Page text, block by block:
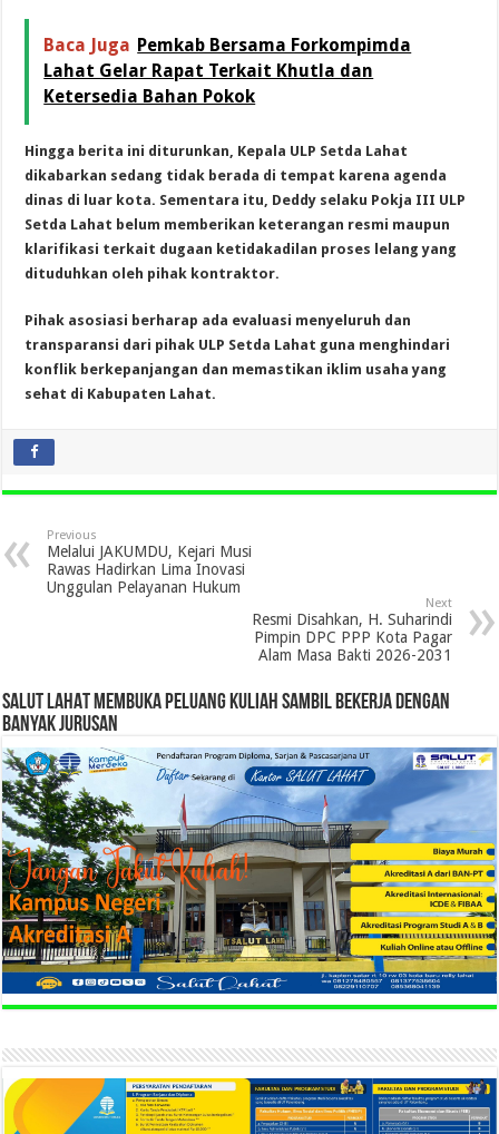
Baca Juga Pemkab Bersama Forkompimda
Lahat Gelar Rapat Terkait Khutla dan
Ketersedia Bahan Pokok
Hingga berita ini diturunkan, Kepala ULP Setda Lahat
dikabarkan sedang tidak berada di tempat karena agenda
dinas di luar kota. Sementara itu, Deddy selaku Pokja III ULP
Setda Lahat belum memberikan keterangan resmi maupun
klarifikasi terkait dugaan ketidakadilan proses lelang yang
dituduhkan oleh pihak kontraktor.
Pihak asosiasi berharap ada evaluasi menyeluruh dan
transparansi dari pihak ULP Setda Lahat guna menghindari
konflik berkepanjangan dan memastikan iklim usaha yang
sehat di Kabupaten Lahat.
Previous
Melalui JAKUMDU, Kejari Musi
Rawas Hadirkan Lima Inovasi
Unggulan Pelayanan Hukum
Next
Resmi Disahkan, H. Suharindi
Pimpin DPC PPP Kota Pagar
Alam Masa Bakti 2026-2031
SALUT LAHAT MEMBUKA PELUANG KULIAH SAMBIL BEKERJA DENGAN
BANYAK JURUSAN